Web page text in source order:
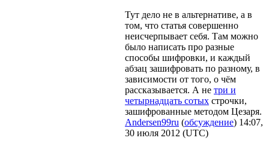
Тут дело не в альтернативе, а в
том, что статья совершенно
неисчерпывает себя. Там можно
было написать про разные
способы шифровки, и каждый
абзац зашифровать по разному, в
зависимости от того, о чём
рассказывается. А не три и
четырнадцать сотых строчки,
зашифрованные методом Цезаря.
Andersen99ru (обсуждение) 14:07,
30 июля 2012 (UTC)